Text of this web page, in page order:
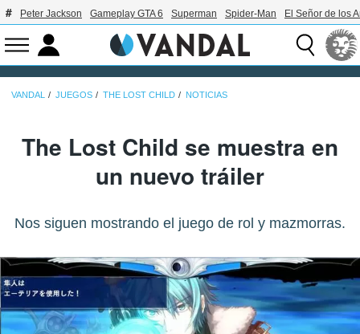
Peter Jackson Gameplay GTA 6 Superman Spider-Man El Señor de los
VANDAL JUEGOS THE LOST CHILD NOTICIAS
The Lost Child se muestra en
un nuevo tráiler
Nos siguen mostrando el juego de rol y mazmorras.